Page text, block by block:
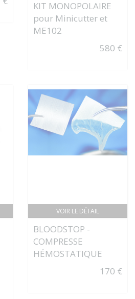
KIT MONOPOLAIRE
pour Minicutter et
ME102
580 €
VOIR LE DÉTAIL
BLOODSTOP -
COMPRESSE
HÉMOSTATIQUE
170 €